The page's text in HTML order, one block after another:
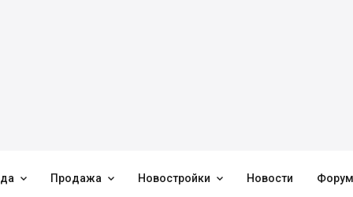
 Продажа  Новостройки  Новости Форум